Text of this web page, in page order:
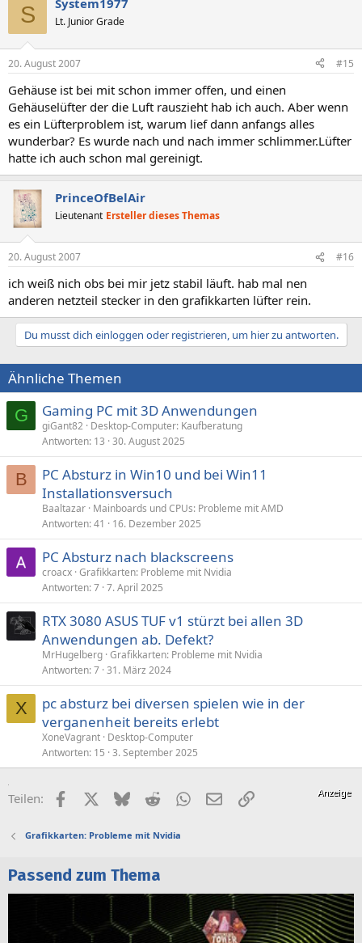
S System1977
Lt. Junior Grade
20. August 2007 #15
Gehäuse ist bei mit schon immer offen, und einen
Gehäuselüfter der die Luft rauszieht hab ich auch. Aber wenn
es ein Lüfterproblem ist, warum lief dann anfangs alles
wunderbar? Es wurde nach und nach immer schlimmer.Lüfter
hatte ich auch schon mal gereinigt.
PrinceOfBelAir
Lieutenant Ersteller dieses Themas
20. August 2007 #16
ich weiß nich obs bei mir jetz stabil läuft. hab mal nen
anderen netzteil stecker in den grafikkarten lüfter rein.
Du musst dich einloggen oder registrieren, um hier zu antworten.
Ähnliche Themen
G Gaming PC mit 3D Anwendungen
giGant82 Desktop-Computer: Kaufberatung
Antworten 13 30. August 2025
B
PC Absturz in Win10 und bei Win11
Installationsversuch
Baaltazar Mainboards und CPUs: Probleme mit AMD
Antworten 41 16. Dezember 2025
PC Absturz nach blackscreens
croacx Grafikkarten: Probleme mit Nvidia
Antworten 7 7. April 2025
RTX 3080 ASUS TUF v1 stürzt bei allen 3D
Anwendungen ab. Defekt?
MrHugelberg Grafikkarten: Probleme mit Nvidia
Antworten 7 31. März 2024
X
pc absturz bei diversen spielen wie in der
verganenheit bereits erlebt
XoneVagrant Desktop-Computer
Antworten 15 3. September 2025
Teilen: FacebookX (Twitter)
BlueskyRedditWhatsApp
E-MailLink
Grafikkarten: Probleme mit Nvidia
Passend zum Thema